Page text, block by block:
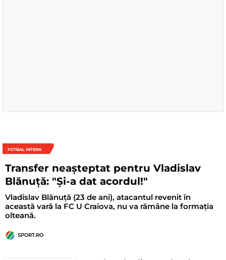
FOTBAL INTERN
Transfer neașteptat pentru Vladislav
Blănuță: "Și-a dat acordul!"
Vladislav Blănuță (23 de ani), atacantul revenit în
această vară la FC U Craiova, nu va rămâne la formația
olteană.
SPORT.RO